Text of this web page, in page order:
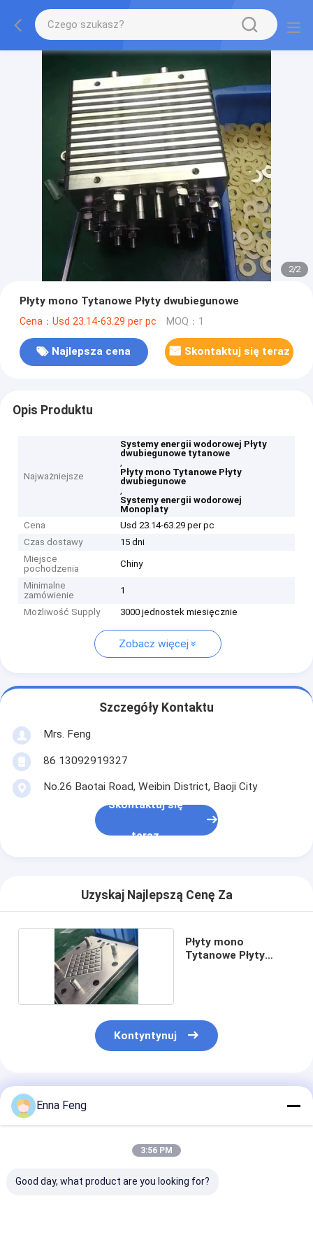
2/2
Płyty mono Tytanowe Płyty dwubiegunowe
Cena：Usd 23.14-63.29 per pc MOQ：1
Najlepsza cena Skontaktuj się teraz
Opis Produktu
Najważniejsze
Systemy energii wodorowej Płyty
dwubiegunowe tytanowe
,
Płyty mono Tytanowe Płyty
dwubiegunowe
,
Systemy energii wodorowej
Monoplaty
Cena
Usd 23.14-63.29 per pc
Czas dostawy
15 dni
Miejsce
pochodzenia
Chiny
Minimalne
zamówienie
1
Możliwość Supply 3000 jednostek miesięcznie
Zobacz więcej
Szczegóły Kontaktu
Mrs. Feng
86 13092919327
No.26 Baotai Road, Weibin District, Baoji City
Skontaktuj się
teraz
Uzyskaj Najlepszą Cenę Za
Płyty mono
Tytanowe Płyty
Kontyntynuj
Polecane Produkty
Enna Feng
3:56 PM
Good day, what product are you looking for?